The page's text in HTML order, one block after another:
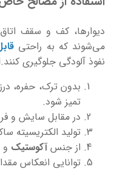
دیوارها، کف و سقف
می‌شوند که به راحتی
نفوذ آلودگی جلوگیری
بدون ترک، حفره،
تميز شود.
در مقابل سايش و
توليد الکتريسيته
از جنس آکوستيک
توانایی انعکاس